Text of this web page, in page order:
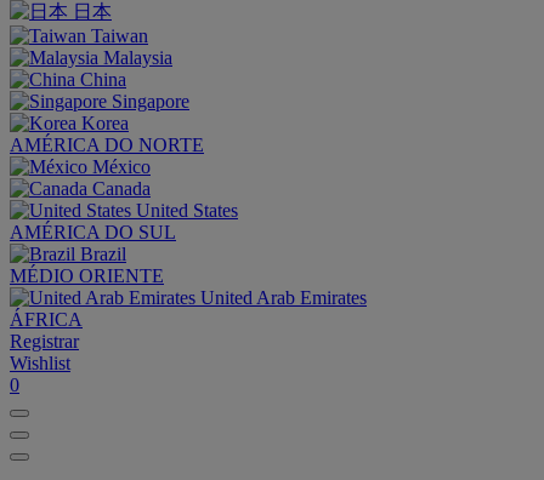
日本
Taiwan
Malaysia
China
Singapore
Korea
AMÉRICA DO NORTE
México
Canada
United States
AMÉRICA DO SUL
Brazil
MÉDIO ORIENTE
United Arab Emirates
ÁFRICA
Registrar
Wishlist
0